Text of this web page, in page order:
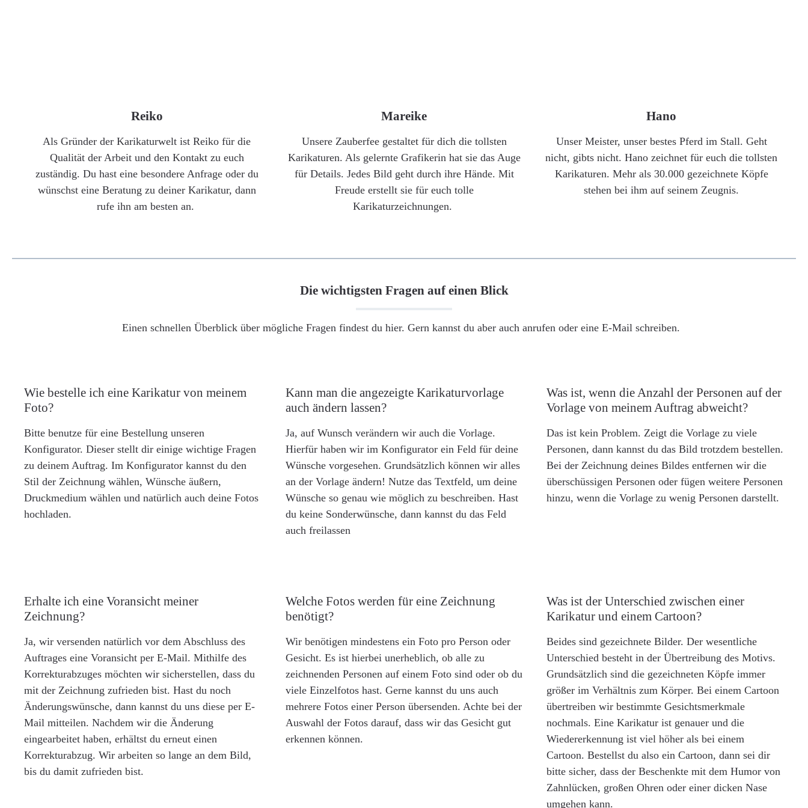
Reiko
Als Gründer der Karikaturwelt ist Reiko für die
Qualität der Arbeit und den Kontakt zu euch
zuständig. Du hast eine besondere Anfrage oder du
wünschst eine Beratung zu deiner Karikatur, dann
rufe ihn am besten an.
Mareike
Unsere Zauberfee gestaltet für dich die tollsten
Karikaturen. Als gelernte Grafikerin hat sie das Auge
für Details. Jedes Bild geht durch ihre Hände. Mit
Freude erstellt sie für euch tolle
Karikaturzeichnungen.
Hano
Unser Meister, unser bestes Pferd im Stall. Geht
nicht, gibts nicht. Hano zeichnet für euch die tollsten
Karikaturen. Mehr als 30.000 gezeichnete Köpfe
stehen bei ihm auf seinem Zeugnis.
Die wichtigsten Fragen auf einen Blick
Einen schnellen Überblick über mögliche Fragen findest du hier. Gern kannst du aber auch anrufen oder eine E-Mail schreiben.
Wie bestelle ich eine Karikatur von meinem
Foto?
Bitte benutze für eine Bestellung unseren
Konfigurator. Dieser stellt dir einige wichtige Fragen
zu deinem Auftrag. Im Konfigurator kannst du den
Stil der Zeichnung wählen, Wünsche äußern,
Druckmedium wählen und natürlich auch deine Fotos
hochladen.
Kann man die angezeigte Karikaturvorlage
auch ändern lassen?
Ja, auf Wunsch verändern wir auch die Vorlage.
Hierfür haben wir im Konfigurator ein Feld für deine
Wünsche vorgesehen. Grundsätzlich können wir alles
an der Vorlage ändern! Nutze das Textfeld, um deine
Wünsche so genau wie möglich zu beschreiben. Hast
du keine Sonderwünsche, dann kannst du das Feld
auch freilassen
Was ist, wenn die Anzahl der Personen auf der
Vorlage von meinem Auftrag abweicht?
Das ist kein Problem. Zeigt die Vorlage zu viele
Personen, dann kannst du das Bild trotzdem bestellen.
Bei der Zeichnung deines Bildes entfernen wir die
überschüssigen Personen oder fügen weitere Personen
hinzu, wenn die Vorlage zu wenig Personen darstellt.
Erhalte ich eine Voransicht meiner
Zeichnung?
Ja, wir versenden natürlich vor dem Abschluss des
Auftrages eine Voransicht per E-Mail. Mithilfe des
Korrekturabzuges möchten wir sicherstellen, dass du
mit der Zeichnung zufrieden bist. Hast du noch
Änderungswünsche, dann kannst du uns diese per E-
Mail mitteilen. Nachdem wir die Änderung
eingearbeitet haben, erhältst du erneut einen
Korrekturabzug. Wir arbeiten so lange an dem Bild,
bis du damit zufrieden bist.
Welche Fotos werden für eine Zeichnung
benötigt?
Wir benötigen mindestens ein Foto pro Person oder
Gesicht. Es ist hierbei unerheblich, ob alle zu
zeichnenden Personen auf einem Foto sind oder ob du
viele Einzelfotos hast. Gerne kannst du uns auch
mehrere Fotos einer Person übersenden. Achte bei der
Auswahl der Fotos darauf, dass wir das Gesicht gut
erkennen können.
Was ist der Unterschied zwischen einer
Karikatur und einem Cartoon?
Beides sind gezeichnete Bilder. Der wesentliche
Unterschied besteht in der Übertreibung des Motivs.
Grundsätzlich sind die gezeichneten Köpfe immer
größer im Verhältnis zum Körper. Bei einem Cartoon
übertreiben wir bestimmte Gesichtsmerkmale
nochmals. Eine Karikatur ist genauer und die
Wiedererkennung ist viel höher als bei einem
Cartoon. Bestellst du also ein Cartoon, dann sei dir
bitte sicher, dass der Beschenkte mit dem Humor von
Zahnlücken, großen Ohren oder einer dicken Nase
umgehen kann.